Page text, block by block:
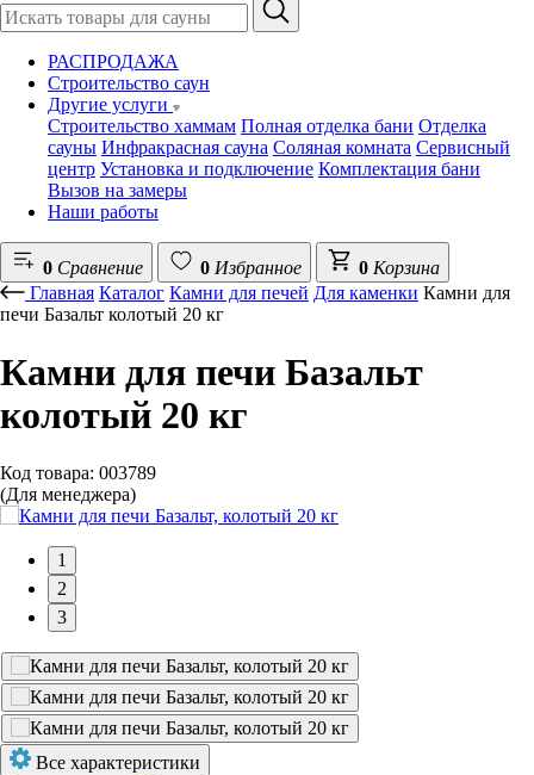
РАСПРОДАЖА
Строительство саун
Другие услуги
Строительство хаммам Полная отделка бани Отделка
сауны Инфракрасная сауна Соляная комната Сервисный
центр Установка и подключение Комплектация бани
Вызов на замеры
Наши работы
0 Сравнение 0 Избранное 0 Корзина
Главная Каталог Камни для печей Для каменки Камни для
печи Базальт колотый 20 кг
Камни для печи Базальт
колотый 20 кг
Код товара: 003789
(Для менеджера)
1
2
3
Все характеристики